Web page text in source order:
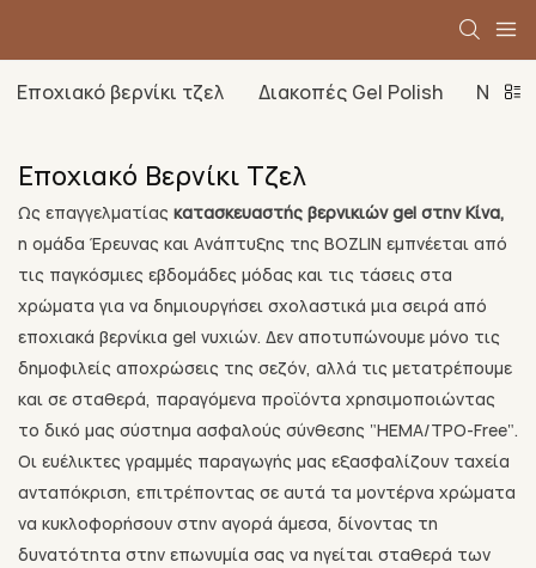
Εποχιακό βερνίκι τζελ Διακοπές Gel Polish Νέο
Εποχιακό Βερνίκι Τζελ
Ως επαγγελματίας κατασκευαστής βερνικιών gel στην Κίνα,
η ομάδα Έρευνας και Ανάπτυξης της BOZLIN εμπνέεται από
τις παγκόσμιες εβδομάδες μόδας και τις τάσεις στα
χρώματα για να δημιουργήσει σχολαστικά μια σειρά από
εποχιακά βερνίκια gel νυχιών. Δεν αποτυπώνουμε μόνο τις
δημοφιλείς αποχρώσεις της σεζόν, αλλά τις μετατρέπουμε
και σε σταθερά, παραγόμενα προϊόντα χρησιμοποιώντας
το δικό μας σύστημα ασφαλούς σύνθεσης "HEMA/TPO-Free".
Οι ευέλικτες γραμμές παραγωγής μας εξασφαλίζουν ταχεία
ανταπόκριση, επιτρέποντας σε αυτά τα μοντέρνα χρώματα
να κυκλοφορήσουν στην αγορά άμεσα, δίνοντας τη
δυνατότητα στην επωνυμία σας να ηγείται σταθερά των